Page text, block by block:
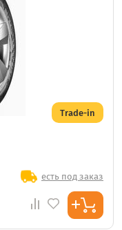
Trade-in
есть под заказ